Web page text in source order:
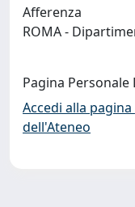
Afferenza
ROMA -
Pagina Personale
Accedi alla
dell'Ateneo